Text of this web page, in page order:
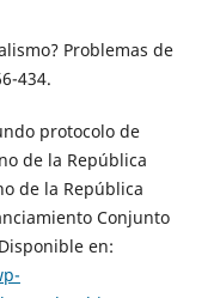
Problemas de
434.
protocolo de
de la República
de la República
Conjunto
en: